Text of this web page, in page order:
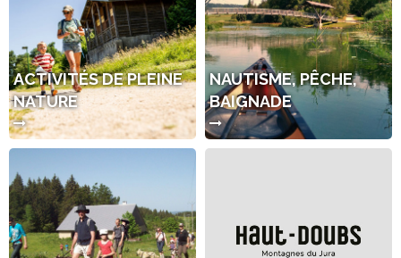
ACTIVITÉS DE PLEINE
NATURE
NAUTISME, PÊCHE,
BAIGNADE